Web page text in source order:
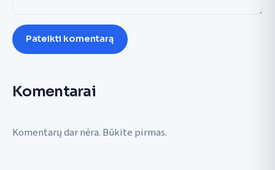
Pateikti komentarą
Komentarai
Komentarų dar nėra. Būkite pirmas.